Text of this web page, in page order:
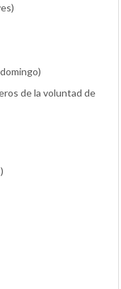
de la voluntad de